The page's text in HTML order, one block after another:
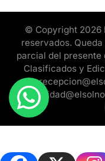
© Copyright 2026
reservados.
parcial del
Clasificados y